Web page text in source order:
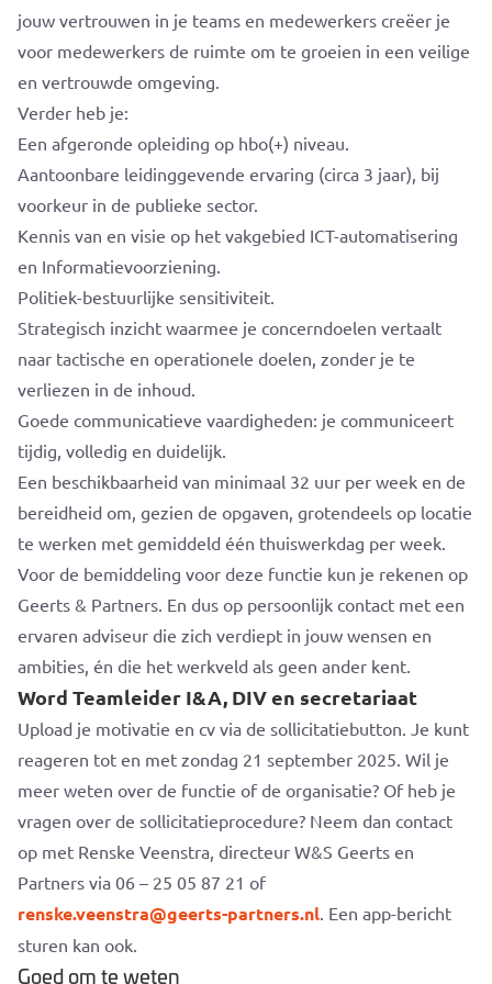
jouw vertrouwen in je teams en medewerkers creëer je
voor medewerkers de ruimte om te groeien in een veilige
en vertrouwde omgeving.
Verder heb je:
Een afgeronde opleiding op hbo(+) niveau.
Aantoonbare leidinggevende ervaring (circa 3 jaar), bij
voorkeur in de publieke sector.
Kennis van en visie op het vakgebied ICT-automatisering
en Informatievoorziening.
Politiek-bestuurlijke sensitiviteit.
Strategisch inzicht waarmee je concerndoelen vertaalt
naar tactische en operationele doelen, zonder je te
verliezen in de inhoud.
Goede communicatieve vaardigheden: je communiceert
tijdig, volledig en duidelijk.
Een beschikbaarheid van minimaal 32 uur per week en de
bereidheid om, gezien de opgaven, grotendeels op locatie
te werken met gemiddeld één thuiswerkdag per week.
Voor de bemiddeling voor deze functie kun je rekenen op
Geerts & Partners. En dus op persoonlijk contact met een
ervaren adviseur die zich verdiept in jouw wensen en
ambities, én die het werkveld als geen ander kent.
Word Teamleider I&A, DIV en secretariaat
Upload je motivatie en cv via de sollicitatiebutton. Je kunt
reageren tot en met zondag 21 september 2025. Wil je
meer weten over de functie of de organisatie? Of heb je
vragen over de sollicitatieprocedure? Neem dan contact
op met Renske Veenstra, directeur W&S Geerts en
Partners via 06 – 25 05 87 21 of
renske.veenstra@geerts-partners.nl. Een app-bericht
sturen kan ook.
Goed om te weten